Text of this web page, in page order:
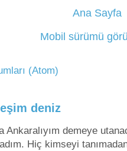
Ana Sayfa
Mobil sürümü
(Atom)
deniz
Ankaralıyım demeye
Hiç kimseyi